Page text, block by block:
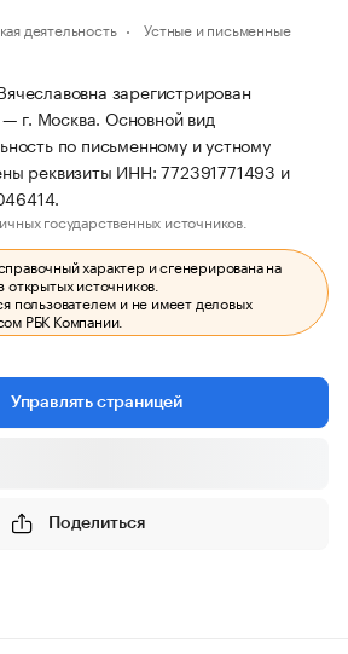
деятельность
Устные и письменные
зарегистрирован
г. Москва. Основной вид
по письменному и устному
реквизиты ИНН: 772391771493 и
государственных источников.
характер и сгенерирована на
открытых источников.
пользователем и не имеет деловых
РБК Компании.
Управлять страницей
Поделиться